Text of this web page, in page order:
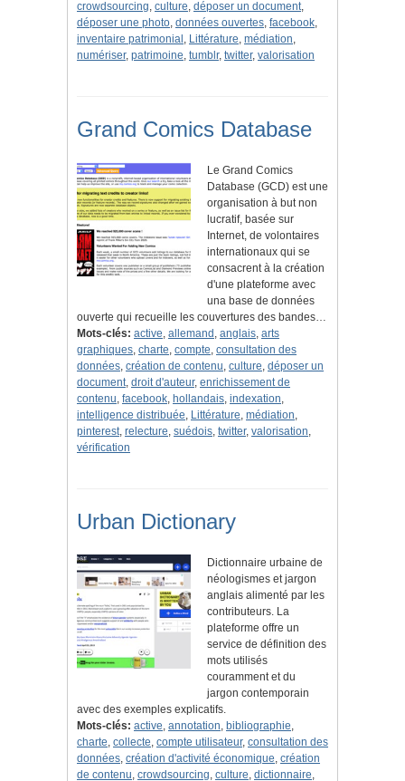
crowdsourcing, culture, déposer un document,
déposer une photo, données ouvertes, facebook,
inventaire patrimonial , Littérature, médiation,
numériser, patrimoine, tumblr, twitter, valorisation
Grand Comics Database
Le Grand Comics
Database (GCD) est une
organisation à but non
lucratif, basée sur
Internet, de volontaires
internationaux qui se
consacrent à la création
d'une plateforme avec
una base de données
ouverte qui recueille les couvertures des bandes…
Mots-clés: active, allemand , anglais, arts
graphiques, charte, compte, consultation des
données, création de contenu, culture, déposer un
document, droit d'auteur, enrichissement de
contenu, facebook, hollandais, indexation,
intelligence distribuée, Littérature, médiation,
pinterest, relecture, suédois, twitter, valorisation,
vérification
Urban Dictionary
Dictionnaire urbaine de
néologismes et jargon
anglais alimenté par les
contributeurs. La
plateforme offre un
service de définition des
mots utilisés
couramment et du
jargon contemporain
avec des exemples explicatifs.
Mots-clés: active, annotation, bibliographie,
charte, collecte, compte utilisateur, consultation des
données, création d'activité économique, création
de contenu, crowdsourcing, culture, dictionnaire,